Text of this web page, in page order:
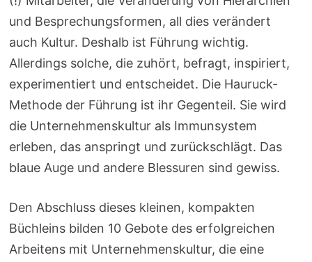
und Besprechungsformen, all dies verändert
auch Kultur. Deshalb ist Führung wichtig.
Allerdings solche, die zuhört, befragt, inspiriert,
experimentiert und entscheidet. Die Hauruck-
Methode der Führung ist ihr Gegenteil. Sie wird
die Unternehmenskultur als Immunsystem
erleben, das anspringt und zurückschlägt. Das
blaue Auge und andere Blessuren sind gewiss.
Den Abschluss dieses kleinen, kompakten
Büchleins bilden 10 Gebote des erfolgreichen
Arbeitens mit Unternehmenskultur, die eine